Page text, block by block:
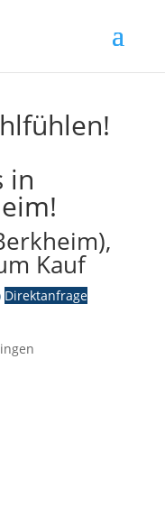
in
Kauf
Direktanfrage